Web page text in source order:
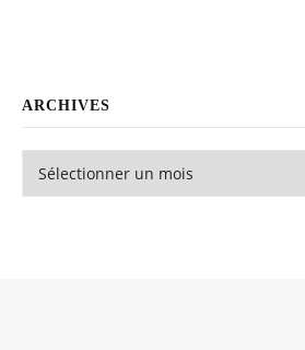
ARCHIVES